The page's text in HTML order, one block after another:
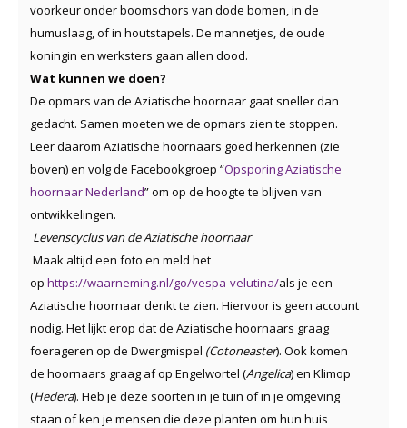
voorkeur onder boomschors van dode bomen, in de
humuslaag, of in houtstapels. De mannetjes, de oude
koningin en werksters gaan allen dood.
Wat kunnen we doen?
De opmars van de Aziatische hoornaar gaat sneller dan
gedacht. Samen moeten we de opmars zien te stoppen.
Leer daarom Aziatische hoornaars goed herkennen (zie
boven) en volg de Facebookgroep “Opsporing Aziatische
hoornaar Nederland” om op de hoogte te blijven van
ontwikkelingen.
Levenscyclus van de Aziatische hoornaar
Maak altijd een foto en meld het
op https://waarneming.nl/go/vespa-velutina/als je een
Aziatische hoornaar denkt te zien. Hiervoor is geen account
nodig. Het lijkt erop dat de Aziatische hoornaars graag
foerageren op de Dwergmispel (Cotoneaster). Ook komen
de hoornaars graag af op Engelwortel (Angelica) en Klimop
(Hedera). Heb je deze soorten in je tuin of in je omgeving
staan of ken je mensen die deze planten om hun huis